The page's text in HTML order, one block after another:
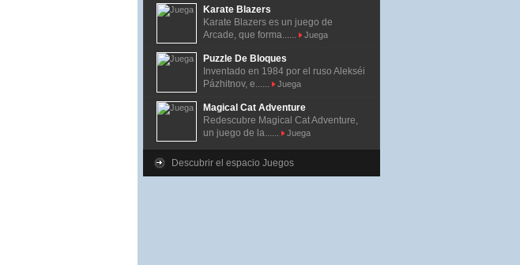
Karate Blazers
Karate Blazers es un juego de
Arcade, que forma......
Juega
Puzzle De Bloques
Inventado en 1984 por el ruso Alekséi
Pázhitnov, e......
Juega
Magical Cat Adventure
Redescubre Magical Cat Adventure,
un juego de la......
Juega
Descubrir el espacio Juegos